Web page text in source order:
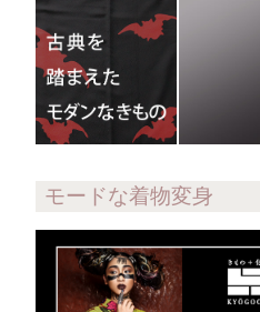
モードな着物変身